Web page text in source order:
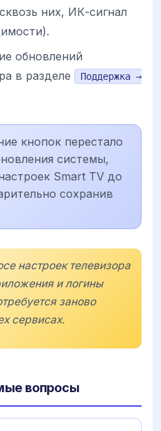
них, ИК-сигнал
обновлений
в разделе
Поддержка →
кнопок перестало
системы,
Smart TV до
сохранив
настроек телевизора
и логины
заново
сервисах.
вопросы